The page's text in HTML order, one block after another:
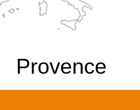
Provence